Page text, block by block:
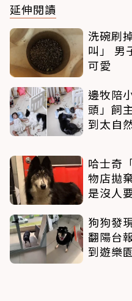
延伸閱讀
洗碗刷
叫」 男
可愛
邊牧陪
頭」飼
到太自
哈士奇
物店拋
是沒人
狗狗發
翻陽台
到遊樂